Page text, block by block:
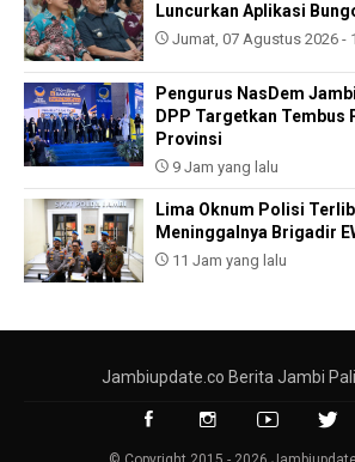
Luncurkan Aplikasi
Jumat, 07 Agustus 2026 -
Pengurus NasDem
DPP Targetkan Tembus
Provinsi
9 Jam yang lalu
Lima Oknum Polisi
Meninggalnya Brigadir
11 Jam yang lalu
Jambiupdate.co Berita Jambi